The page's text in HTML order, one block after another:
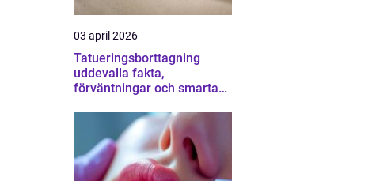
03 april 2026
Tatueringsborttagning
uddevalla fakta,
förväntningar och smarta